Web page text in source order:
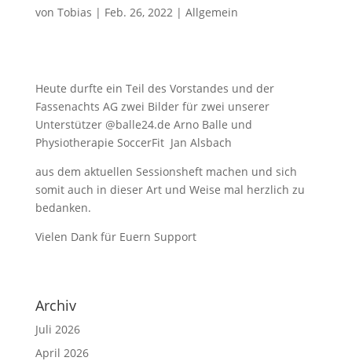
von Tobias | Feb. 26, 2022| Allgemein
Heute durfte ein Teil des Vorstandes und der
Fassenachts AG zwei Bilder für zwei unserer
Unterstützer @balle24.de Arno Balle und
Physiotherapie SoccerFit Jan Alsbach
aus dem aktuellen Sessionsheft machen und sich
somit auch in dieser Art und Weise mal herzlich zu
bedanken.
Vielen Dank für Euern Support
Archiv
Juli 2026
April 2026